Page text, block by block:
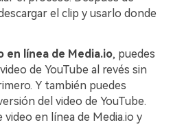
el clip y usarlo donde
en línea de Media.io, puedes
de YouTube al revés sin
Y también puedes
del video de YouTube.
video en línea de Media.io y